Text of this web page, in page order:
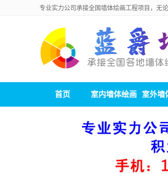
专业实力公司承接全国墙体绘画工程项目，无
首页 室内墙体绘画 室外墙